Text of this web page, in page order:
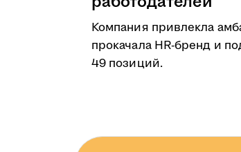
Компания привлекла
прокачала HR-бренд и
49 позиций.